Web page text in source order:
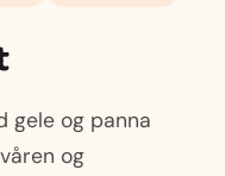
gele og panna
og